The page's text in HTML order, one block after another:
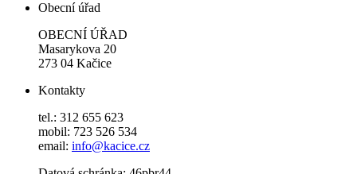
Obecní úřad
OBECNÍ ÚŘAD
Masarykova 20
273 04 Kačice
Kontakty
tel.: 312 655 623
mobil: 723 526 534
email: info@kacice.cz